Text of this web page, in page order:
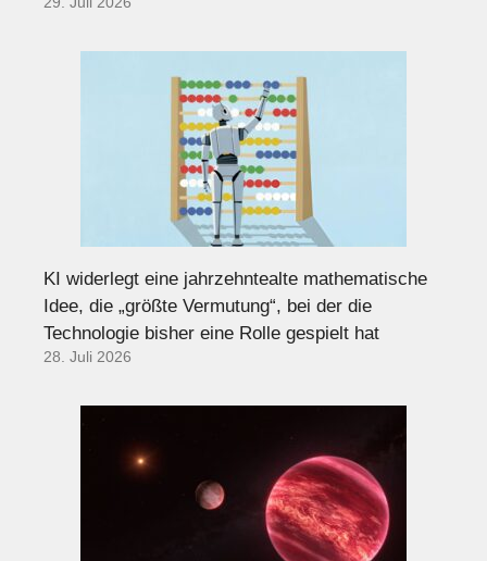
KI widerlegt eine jahrzehntealte mathematische
Idee, die „größte Vermutung“, bei der die
Technologie bisher eine Rolle gespielt hat
28. Juli 2026